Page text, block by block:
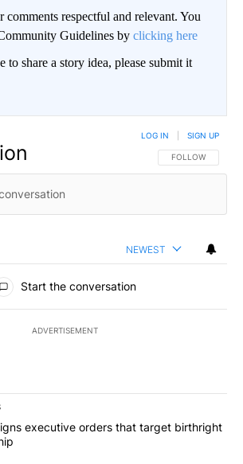
comments respectful and relevant. You
Guidelines by clicking here
share a story idea, please submit it
FOLLOW THIS
FOLLOW
LOG IN SIGN UP
NEWEST
Start the conversation
ADVERTISEMENT
of the most commented articles in the last
"Trump signs executive orders that
executive orders that target birthright